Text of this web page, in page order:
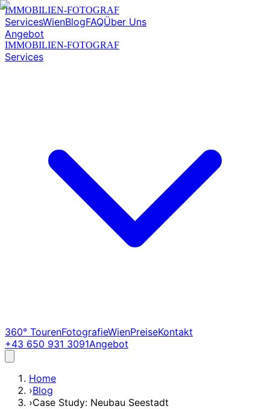
IMMOBILIEN-FOTOGRAF
ServicesWienBlogFAQÜber Uns
Angebot
IMMOBILIEN-FOTOGRAF
Services
360° TourenFotografieWienPreiseKontakt
+43 650 931 3091Angebot
Home
›Blog
›Case Study: Neubau Seestadt